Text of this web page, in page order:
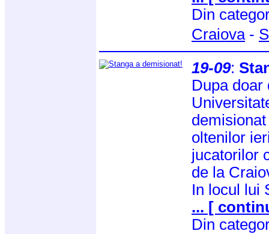
Din
Craiova-
19-09:
Dupa doar
oltenilor
jucatorilor
de la
In locul lui
... [
Din